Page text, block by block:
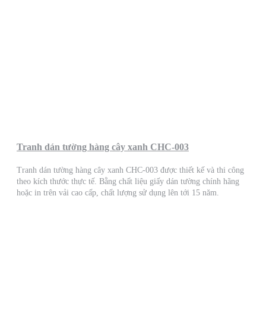
Tranh dán tường hàng cây xanh CHC-003
Tranh dán tường hàng cây xanh CHC-003 được thiết kế và thi công
theo kích thước thực tế. Bằng chất liệu giấy dán tường chính hãng
hoặc in trên vải cao cấp, chất lượng sử dụng lên tới 15 năm.